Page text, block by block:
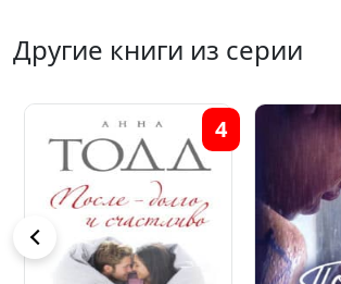
Другие книги из серии
4